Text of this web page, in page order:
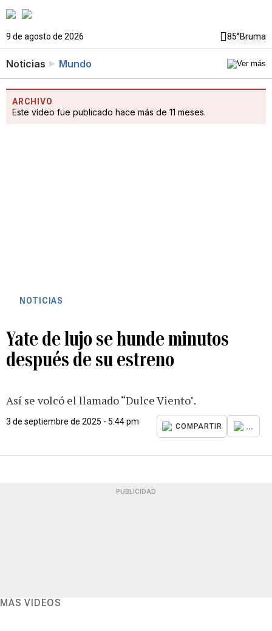
9 de agosto de 2026 85°Bruma
Noticias Mundo
ARCHIVO
Este vídeo fue publicado hace más de 11 meses.
NOTICIAS
Yate de lujo se hunde minutos
después de su estreno
Así se volcó el llamado “Dulce Viento".
3 de septiembre de 2025 - 5:44 pm
COMPARTIR ...
PUBLICIDAD
MÁS VIDEOS